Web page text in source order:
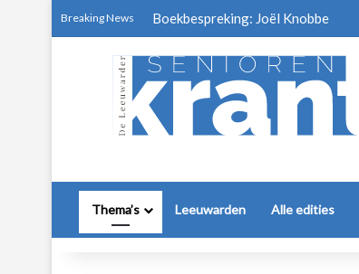
Breaking News Boekbespreking: Joël Knobbe
Thema’s Leeuwarden Alle edities